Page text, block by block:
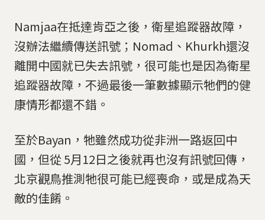
Namjaa在抵達肯亞之後，衛星追蹤器故障，
沒辦法繼續傳送訊號；Nomad、Khurkh還沒
離開中國就已失去訊號，很可能也是因為衛星
追蹤器故障，不過最後一筆數據顯示牠們的健
康情形都還不錯。
至於Bayan，牠雖然成功從非洲一路返回中
國，但從 5月12日之後就再也沒有訊號回傳，
北京觀鳥推測牠很可能已經喪命，或是成為天
敵的佳餚。